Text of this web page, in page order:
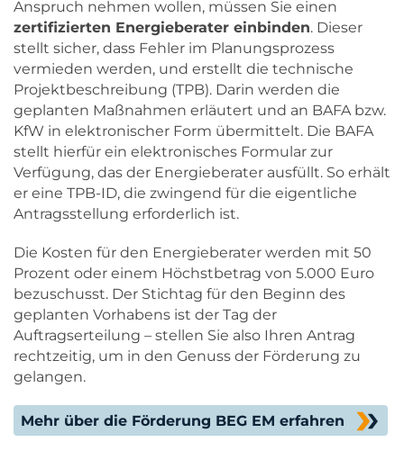
Anspruch nehmen wollen, müssen Sie einen
zertifizierten Energieberater einbinden. Dieser
stellt sicher, dass Fehler im Planungsprozess
vermieden werden, und erstellt die technische
Projektbeschreibung (TPB). Darin werden die
geplanten Maßnahmen erläutert und an BAFA bzw.
KfW in elektronischer Form übermittelt. Die BAFA
stellt hierfür ein elektronisches Formular zur
Verfügung, das der Energieberater ausfüllt. So erhält
er eine TPB-ID, die zwingend für die eigentliche
Antragsstellung erforderlich ist.
Die Kosten für den Energieberater werden mit 50
Prozent oder einem Höchstbetrag von 5.000 Euro
bezuschusst. Der Stichtag für den Beginn des
geplanten Vorhabens ist der Tag der
Auftragserteilung – stellen Sie also Ihren Antrag
rechtzeitig, um in den Genuss der Förderung zu
gelangen.
Mehr über die Förderung BEG EM erfahren